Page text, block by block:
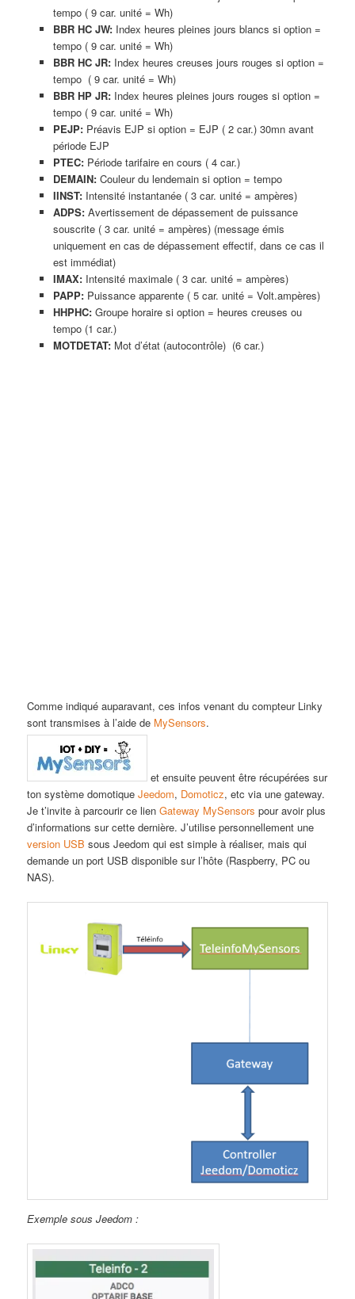
tempo ( 9 car. unité = Wh)
BBR HC JW: Index heures pleines jours blancs si option =
tempo ( 9 car. unité = Wh)
BBR HC JR: Index heures creuses jours rouges si option =
tempo ( 9 car. unité = Wh)
BBR HP JR: Index heures pleines jours rouges si option =
tempo ( 9 car. unité = Wh)
PEJP:Préavis EJP si option = EJP ( 2 car.) 30mn avant
période EJP
PTEC:Période tarifaire en cours ( 4 car.)
DEMAIN: Couleur du lendemain si option = tempo
IINST:Intensité instantanée ( 3 car. unité = ampères)
ADPS: Avertissement de dépassement de puissance
souscrite ( 3 car. unité = ampères) (message émis
uniquement en cas de dépassement effectif, dans ce cas il
est immédiat)
IMAX: Intensité maximale ( 3 car. unité = ampères)
PAPP: Puissance apparente ( 5 car. unité = Volt.ampères)
HHPHC: Groupe horaire si option = heures creuses ou
tempo (1 car.)
MOTDETAT: Mot d’état (autocontrôle) (6 car.)
Comme indiqué auparavant, ces infos venant du compteur Linky
sont transmises à l’aide de MySensors.
et ensuite peuvent être récupérées sur
ton système domotiqueJeedom, Domoticz, etc via une gateway.
Je t’invite à parcourir ce lienGateway MySensorspour avoir plus
d’informations sur cette dernière. J’utilise personnellement une
version USB sous Jeedom qui est simple à réaliser, mais qui
demande un port USB disponible sur l’hôte (Raspberry, PC ou
NAS).
Exemple sous Jeedom :